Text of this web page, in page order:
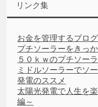
リンク集
お金を管理するブログ
プチソーラーをきっ
５０ｋｗのプチソー
ミドルソーラーでソ
発電のススメ
太陽光発電で人生を
編～